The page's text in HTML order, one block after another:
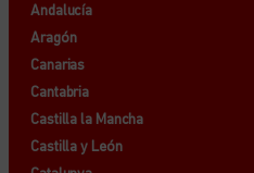
Andalucía
Aragón
Canarias
Cantabria
Castilla la Mancha
Castilla y León